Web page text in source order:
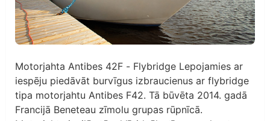
Motorjahta Antibes 42F - Flybridge Lepojamies ar
iespēju piedāvāt burvīgus izbraucienus ar flybridge
tipa motorjahtu Antibes F42. Tā būvēta 2014. gadā
Francijā Beneteau zīmolu grupas rūpnīcā.